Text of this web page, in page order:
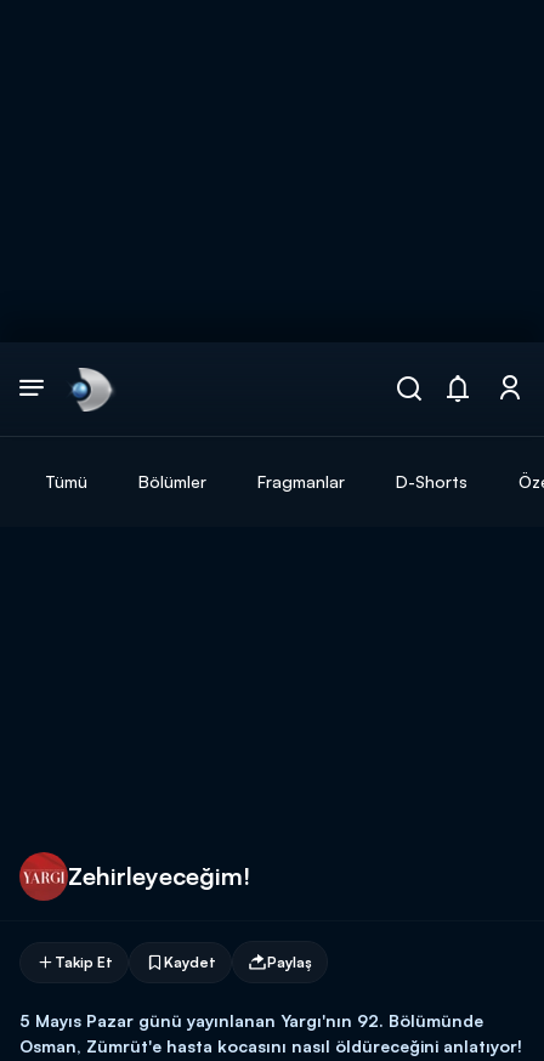
Tümü Bölümler Fragmanlar D-Shorts
Zehirleyeceğim!
Takip Et Kaydet Paylaş
5 Mayıs Pazar günü yayınlanan Yargı'nın 92. Bölümünde
Osman, Zümrüt'e hasta kocasını nasıl öldüreceğini anlatıyor!